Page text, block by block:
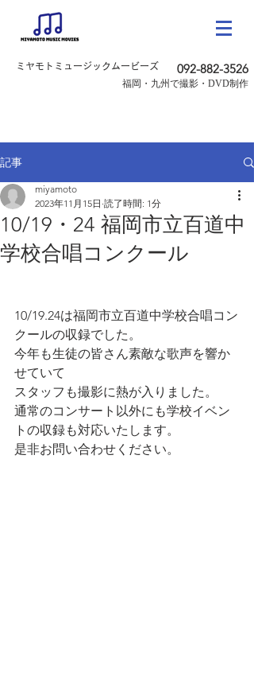
ミヤモトミュージックムービーズ 092-882-3526
​福岡・九州で撮影・DVD制作
記事
10/19・24 福岡市立百道中
学校合唱コンクール
miyamoto
2023年11月15日 読了時間: 1分
10/19.24は福岡市立百道中学校合唱コン
クールの収録でした。
今年も生徒の皆さん素敵な歌声を響か
せていて
スタッフも撮影に熱が入りました。
通常のコンサート以外にも学校イベン
トの収録も対応いたします。
是非お問い合わせください。